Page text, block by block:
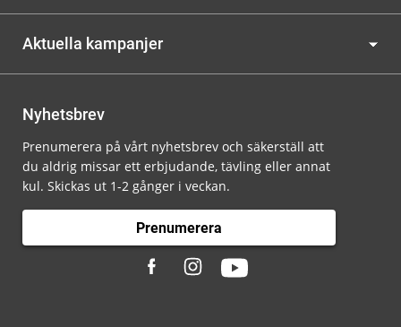
Aktuella kampanjer
Nyhetsbrev
Prenumerera på vårt nyhetsbrev och säkerställ att
du aldrig missar ett erbjudande, tävling eller annat
kul. Skickas ut 1-2 gånger i veckan.
Prenumerera